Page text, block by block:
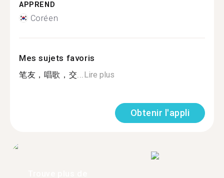
APPREND
Coréen
Mes sujets favoris
笔友，唱歌，交... Lire plus
Obtenir l'appli